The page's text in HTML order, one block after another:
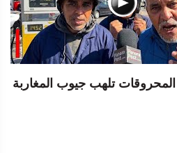
تلهب جيوب المغاربة